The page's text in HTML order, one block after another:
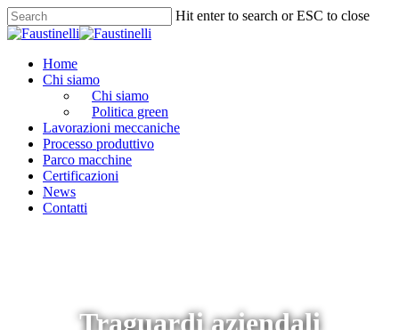
Skip
to
content
Hit enter to search or ESC to close
Close
Menu
Home
Chi siamo
Chi siamo
Politica green
Lavorazioni meccaniche
Processo produttivo
Parco macchine
Certificazioni
News
Contatti
Traguardi aziendali